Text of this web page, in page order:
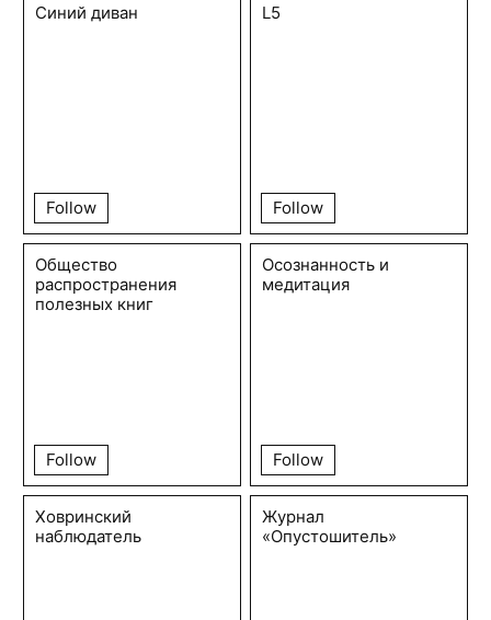
Синий диван
Follow
L5
Follow
Общество
распространения
полезных книг
Follow
Осознанность и
медитация
Follow
Ховринский
наблюдатель
Журнал
«Опустошитель»